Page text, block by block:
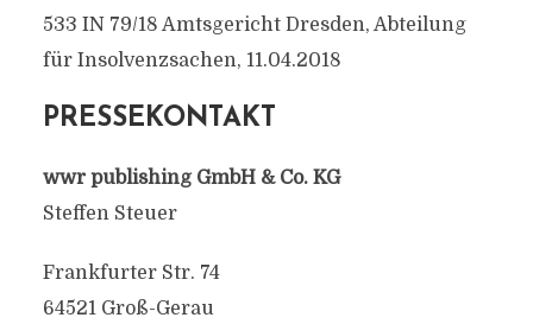
533 IN 79/18 Amtsgericht Dresden, Abteilung
für Insolvenzsachen, 11.04.2018
PRESSEKONTAKT
wwr publishing GmbH & Co. KG
Steffen Steuer
Frankfurter Str. 74
64521 Groß-Gerau